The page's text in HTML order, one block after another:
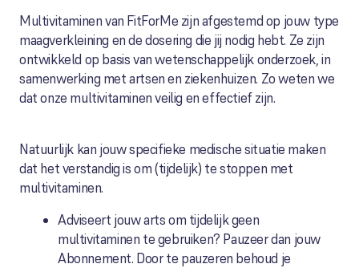
Multivitaminen van FitForMe zijn afgestemd op jouw type
maagverkleining en de dosering die jij nodig hebt. Ze zijn
ontwikkeld op basis van wetenschappelijk onderzoek, in
samenwerking met artsen en ziekenhuizen. Zo weten we
dat onze multivitaminen veilig en effectief zijn.
Natuurlijk kan jouw specifieke medische situatie maken
dat het verstandig is om (tijdelijk) te stoppen met
multivitaminen.
Adviseert jouw arts om tijdelijk geen
multivitaminen te gebruiken? Pauzeer dan jouw
Abonnement. Door te pauzeren behoud je